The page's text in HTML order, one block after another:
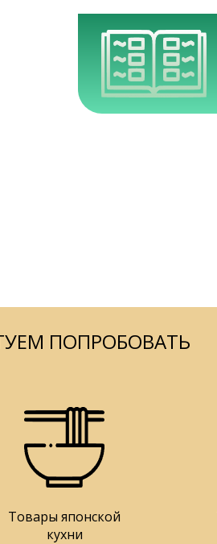
ПОПРОБОВАТЬ
Товары японской
кухни